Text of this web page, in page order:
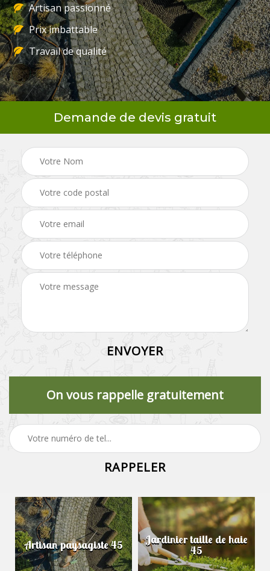
Artisan passionné
Prix imbattable
Travail de qualité
Demande de devis gratuit
On vous rappelle gratuitement
Artisan paysagiste 45 Jardinier taille de haie
45